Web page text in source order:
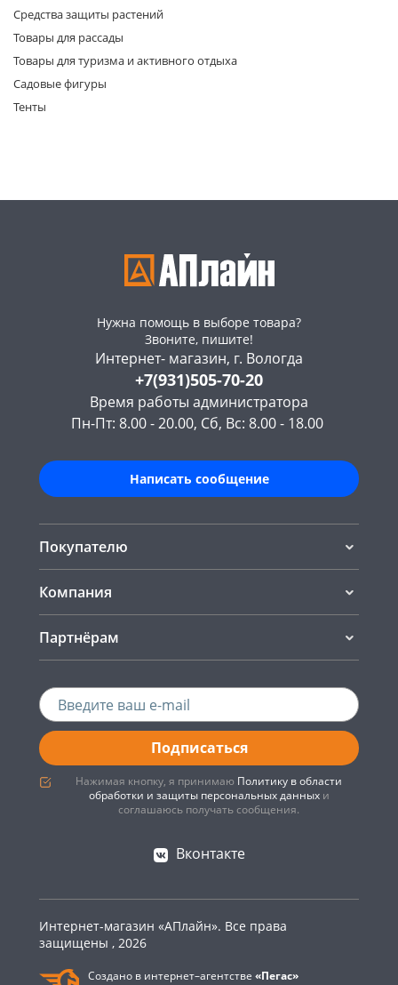
Средства защиты растений
Товары для рассады
Товары для туризма и активного отдыха
Садовые фигуры
Тенты
Нужна помощь в выборе товара?
Звоните, пишите!
Интернет- магазин, г. Вологда
+7(931)505-70-20
Время работы администратора
Пн-Пт: 8.00 - 20.00, Сб, Вс: 8.00 - 18.00
Написать сообщение
Покупателю
Компания
Партнёрам
Подписаться
Нажимая кнопку, я принимаю Политику в области
обработки и защиты персональных данныхи
соглашаюсь получать сообщения.
Вконтакте
Интернет-магазин «АПлайн». Все права
защищены , 2026
Создано в интернет–агентстве «Пегас»